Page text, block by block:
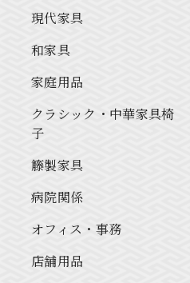
現代家具
和家具
家庭用品
クラシック・中華家具椅
子
籐製家具
病院関係
オフィス・事務
店舗用品